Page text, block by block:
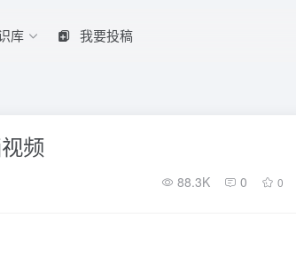
库 我要投稿
频
88.3K 0 0